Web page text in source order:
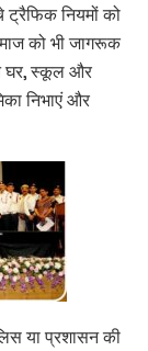
ट्रैफिक नियमों को
को भी जागरूक
घर, स्कूल और
निभाएं और
या प्रशासन की